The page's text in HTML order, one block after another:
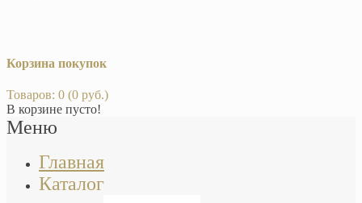
Корзина покупок
Товаров: 0 (0 руб.)
В корзине пусто!
Меню
Главная
Каталог